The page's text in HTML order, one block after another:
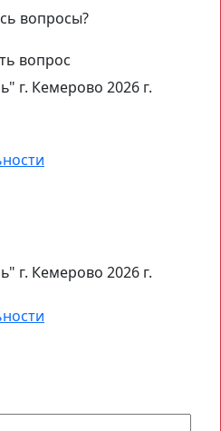
вопросы?
вопрос
г. Кемерово 2026 г.
г. Кемерово 2026 г.